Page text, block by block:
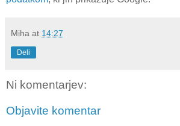
Miha at 14:27
Deli
Ni komentarjev:
Objavite komentar